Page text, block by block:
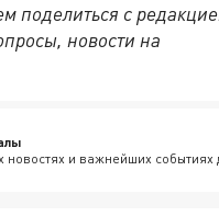
поделиться с
новости на
новостях и важнейших событиях